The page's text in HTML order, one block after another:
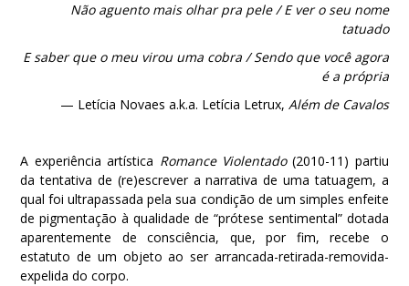
Não aguento mais olhar pra pele / E ver o seu nome
tatuado
E saber que o meu virou uma cobra / Sendo que você agora
é a própria
— Letícia Novaes a.k.a. Letícia Letrux, Além de Cavalos
A experiência artística Romance Violentado(2010-11) partiu
da tentativa de (re)escrever a narrativa de uma tatuagem, a
qual foi ultrapassada pela sua condição de um simples enfeite
de pigmentação à qualidade de “prótese sentimental” dotada
aparentemente de consciência, que, por fim, recebe o
estatuto de um objeto ao ser arrancada-retirada-removida-
expelida do corpo.